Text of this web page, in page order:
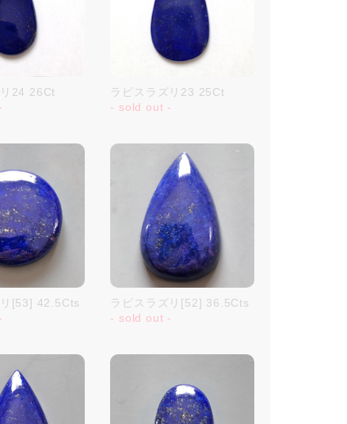
24 26Ct
ラピスラズリ23 25Ct
- sold out -
[53] 42.5Cts
ラピスラズリ[52] 36.5Cts
- sold out -